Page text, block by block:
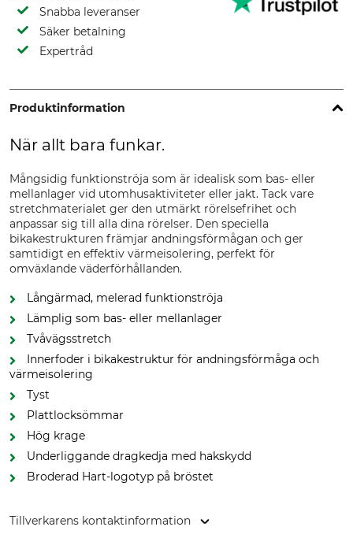
Snabba leveranser
Säker betalning
Expertråd
Produktinformation
När allt bara funkar.
Mångsidig funktionströja som är idealisk som bas- eller
mellanlager vid utomhusaktiviteter eller jakt. Tack vare
stretchmaterialet ger den utmärkt rörelsefrihet och
anpassar sig till alla dina rörelser. Den speciella
bikakestrukturen främjar andningsförmågan och ger
samtidigt en effektiv värmeisolering, perfekt för
omväxlande väderförhållanden.
Långärmad, melerad funktionströja
Lämplig som bas- eller mellanlager
Tvåvägsstretch
Innerfoder i bikakestruktur för andningsförmåga och
värmeisolering
Tyst
Plattlocksömmar
Hög krage
Underliggande dragkedja med hakskydd
Broderad Hart-logotyp på bröstet
Tillverkarens kontaktinformation